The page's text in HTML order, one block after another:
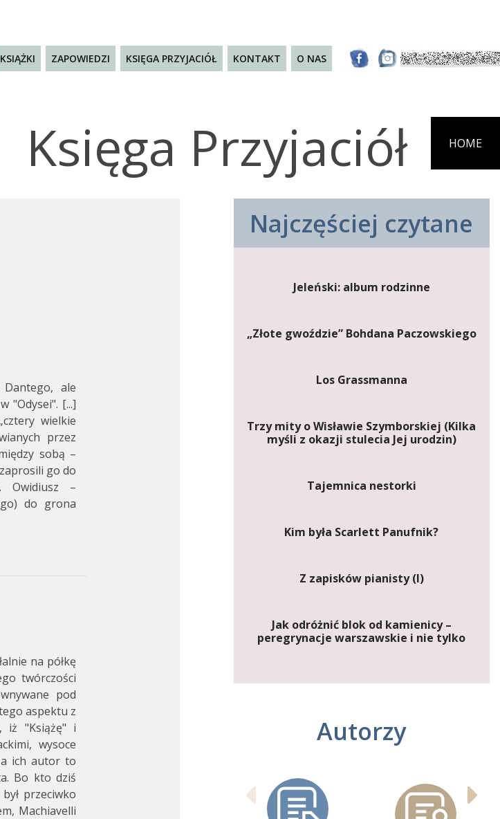
KSIĄŻKI ZAPOWIEDZI KSIĘGA PRZYJACIÓŁ KONTAKT O NAS
HOME
Księga Przyjaciół
ale
"Odysei". [...]
wielkie
przez
sobą –
go do
Owidiusz –
do grona
na półkę
twórczości
pod
aspektu z
iż "Książę" i
wysoce
a ich autor to
Bo kto dziś
przeciwko
Machiavelli
Najczęściej czytane
Jeleński: album rodzinne
„Złote gwoździe” Bohdana Paczowskiego
Los Grassmanna
Trzy mity o Wisławie Szymborskiej (Kilka
myśli z okazji stulecia Jej urodzin)
Tajemnica nestorki
Kim była Scarlett Panufnik?
Z zapisków pianisty (I)
Jak odróżnić blok od kamienicy –
peregrynacje warszawskie i nie tylko
Autorzy